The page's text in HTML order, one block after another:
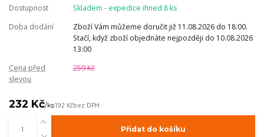
Dostupnost
Skladem - expedice ihned 8 ks
Doba dodání
Zboží Vám můžeme doručit již 11.08.2026 do 18:00.
Stačí, když zboží objednáte nejpozději do 10.08.2026
13:00
Cena před
slevou
259 Kč
232 Kč/ks192 Kčbez DPH
Přidat do košíku